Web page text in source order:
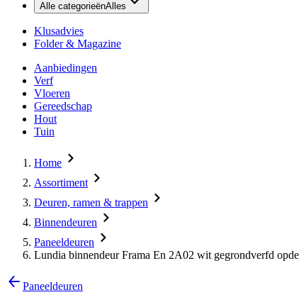
Alle categorieënAlles
Klusadvies
Folder & Magazine
Aanbiedingen
Verf
Vloeren
Gereedschap
Hout
Tuin
Home
Assortiment
Deuren, ramen & trappen
Binnendeuren
Paneeldeuren
Lundia binnendeur Frama En 2A02 wit gegrondverfd
Paneeldeuren